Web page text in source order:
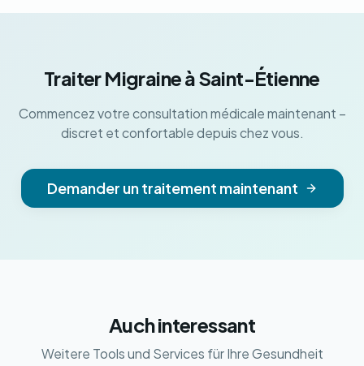
Traiter Migraine à Saint-Étienne
Commencez votre consultation médicale maintenant –
discret et confortable depuis chez vous.
Demander un traitement maintenant
Auch interessant
Weitere Tools und Services für Ihre Gesundheit